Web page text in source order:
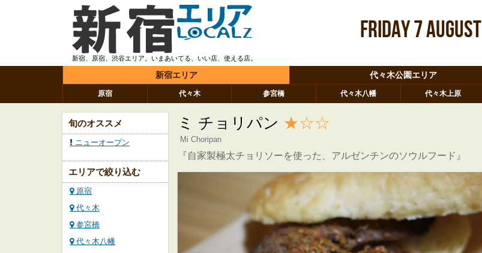
新宿、原宿、渋谷エリア。いまあいてる、いい店、使える店。
Friday7August
新宿エリア 代々木公園エリア
原宿 代々木 参宮橋 代々木八幡 代々木上原
旬のオススメ
ニューオープン
エリアで絞り込む
原宿
代々木
参宮橋
代々木八幡
ミ チョリパン ★☆☆
Mi Choripan
『自家製極太チョリソーを使った、アルゼンチンのソウルフード』